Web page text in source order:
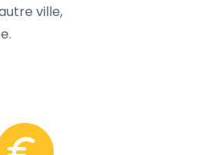
ville,